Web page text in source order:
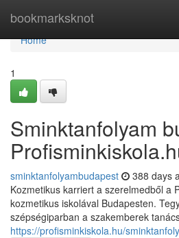
bookmarksknot
Home
Home
1
Sminktanfolyam
sminktanfolyambudapest 388 days
Kozmetikus karriert a szerelmedből a
kozmetikus iskolával Budapesten.
szépségiparban a szakemberek
https://profisminkiskola.hu/